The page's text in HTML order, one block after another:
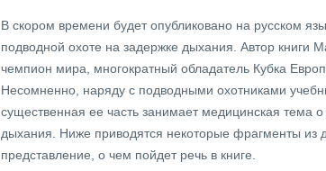
В скором времени будет опубликовано на русском
подводной охоте на задержке дыхания. Автор
чемпион мира, многократный обладатель Кубка
Несомненно, наряду с подводными охотниками
существенная ее часть занимает медицинская тема
дыхания. Ниже приводятся некоторые фрагменты из
представление, о чем пойдет речь в книге.